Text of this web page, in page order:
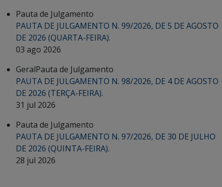
Pauta de Julgamento
PAUTA DE JULGAMENTO N. 99/2026, DE 5 DE AGOSTO
DE 2026 (QUARTA-FEIRA).
03 ago 2026
GeralPauta de Julgamento
PAUTA DE JULGAMENTO N. 98/2026, DE 4 DE AGOSTO
DE 2026 (TERÇA-FEIRA).
31 jul 2026
Pauta de Julgamento
PAUTA DE JULGAMENTO N. 97/2026, DE 30 DE JULHO
DE 2026 (QUINTA-FEIRA).
28 jul 2026